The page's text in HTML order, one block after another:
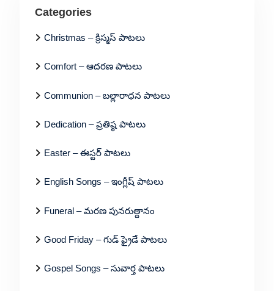
Categories
Christmas – క్రిస్మస్ పాటలు
Comfort – ఆదరణ పాటలు
Communion – బల్లారాధన పాటలు
Dedication – ప్రతిష్ఠ పాటలు
Easter – ఈస్టర్ పాటలు
English Songs – ఇంగ్లీష్ పాటలు
Funeral – మరణ పునరుత్దానం
Good Friday – గుడ్ ఫ్రైడే పాటలు
Gospel Songs – సువార్త పాటలు